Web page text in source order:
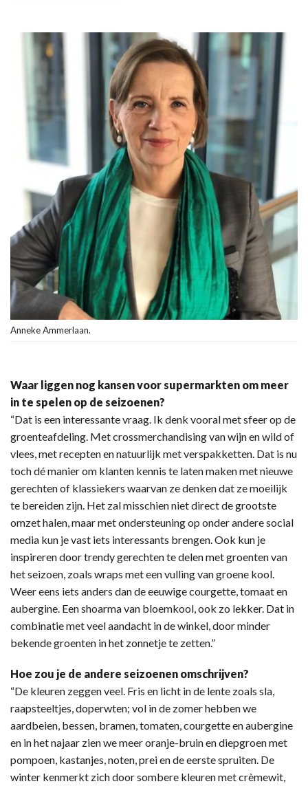
Anneke Ammerlaan.
Waar liggen nog kansen voor supermarkten om meer
in te spelen op de seizoenen?
“Dat is een interessante vraag. Ik denk vooral met sfeer op de
groenteafdeling. Met crossmerchandising van wijn en wild of
vlees, met recepten en natuurlijk met verspakketten. Dat is nu
toch dé manier om klanten kennis te laten maken met nieuwe
gerechten of klassiekers waarvan ze denken dat ze moeilijk
te bereiden zijn. Het zal misschien niet direct de grootste
omzet halen, maar met ondersteuning op onder andere social
media kun je vast iets interessants brengen. Ook kun je
inspireren door trendy gerechten te delen met groenten van
het seizoen, zoals wraps met een vulling van groene kool.
Weer eens iets anders dan de eeuwige courgette, tomaat en
aubergine. Een shoarma van bloemkool, ook zo lekker. Dat in
combinatie met veel aandacht in de winkel, door minder
bekende groenten in het zonnetje te zetten.”
Hoe zou je de andere seizoenen omschrijven?
“De kleuren zeggen veel. Fris en licht in de lente zoals sla,
raapsteeltjes, doperwten; vol in de zomer hebben we
aardbeien, bessen, bramen, tomaten, courgette en aubergine
en in het najaar zien we meer oranje-bruin en diepgroen met
pompoen, kastanjes, noten, prei en de eerste spruiten. De
winter kenmerkt zich door sombere kleuren met crèmewit,